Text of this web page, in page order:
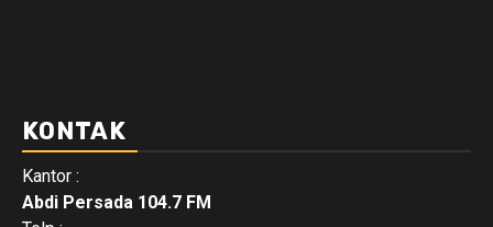
KONTAK
Kantor :
Abdi Persada 104.7 FM